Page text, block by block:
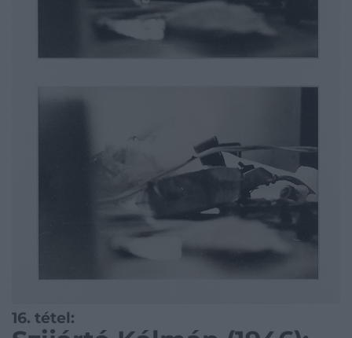
16. tétel: